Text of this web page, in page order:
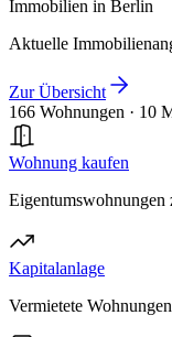
Immobilien in Berlin
Aktuelle
Zur Übersicht
166 Wohnungen · 10
Wohnung kaufen
Eigentumswohnungen
Kapitalanlage
Vermietete